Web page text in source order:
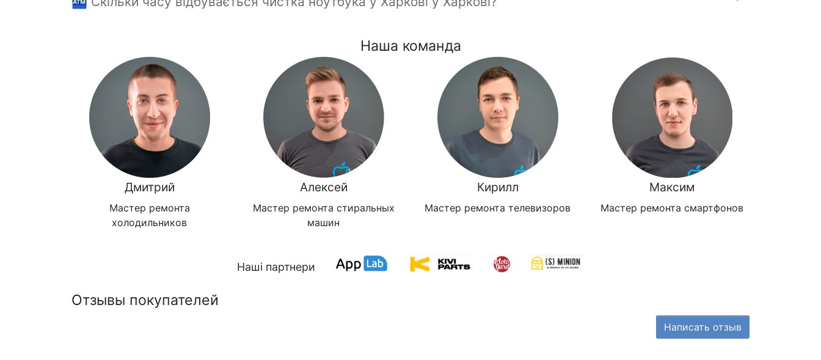
Наша команда
Дмитрий
Мастер ремонта
холодильников
Алексей
Мастер ремонта стиральных
машин
Кирилл
Мастер ремонта телевизоров
Максим
Мастер ремонта смартфонов
Наші партнери
Отзывы покупателей
Написать отзыв